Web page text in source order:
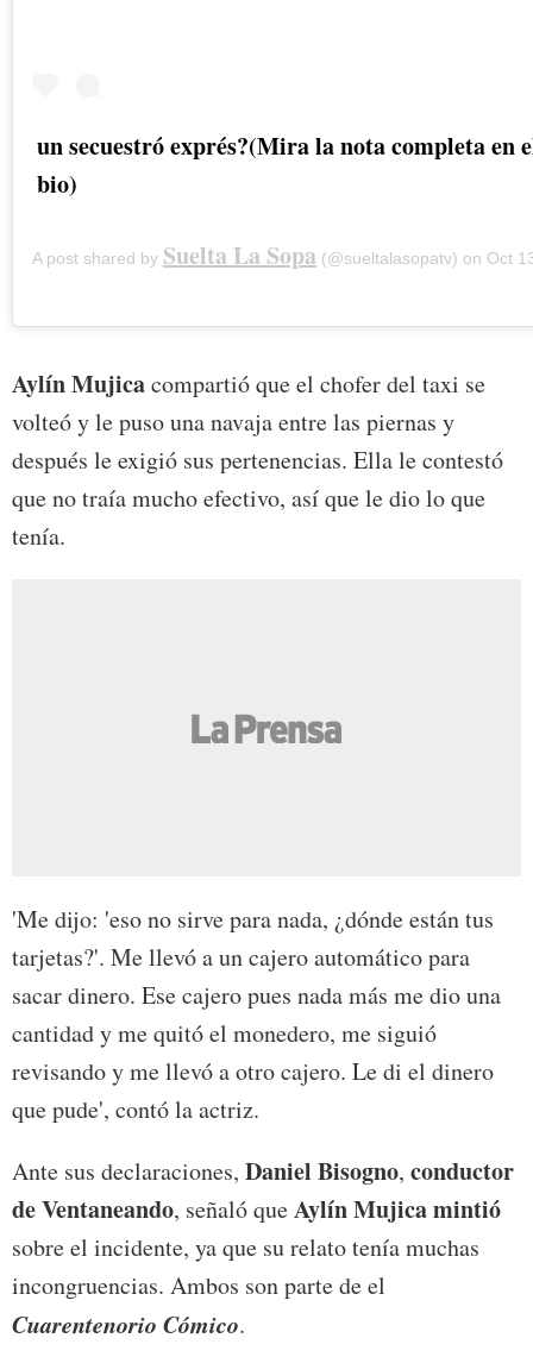
un secuestró exprés?(Mira la nota completa en
bio)
A post shared by Suelta La Sopa (@sueltalasopatv) on Oct 13,
Aylín Mujicacompartió que el chofer del taxi se
volteó y le puso una navaja entre las piernas y
después le exigió sus pertenencias. Ella le contestó
que no traía mucho efectivo, así que le dio lo que
tenía.
'Me dijo: 'eso no sirve para nada, ¿dónde están tus
tarjetas?'. Me llevó a un cajero automático para
sacar dinero. Ese cajero pues nada más me dio una
cantidad y me quitó el monedero, me siguió
revisando y me llevó a otro cajero. Le di el dinero
que pude', contó la actriz.
Ante sus declaraciones, Daniel Bisogno, conductor
de Ventaneando, señaló queAylín Mujica mintió
sobre el incidente, ya que su relato tenía muchas
incongruencias. Ambos son parte de el
Cuarentenorio Cómico.